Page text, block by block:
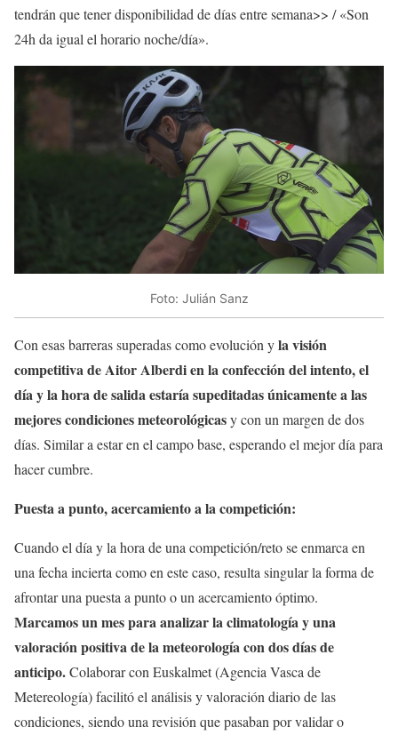
tendrán que tener disponibilidad de días entre semana>> / «Son
24h da igual el horario noche/día».
Foto: Julián Sanz
Con esas barreras superadas como evolución yla visión
competitiva de Aitor Alberdi en la confección del intento, el
día y la hora de salida estaría supeditadas únicamente a las
mejores condiciones meteorológicasy con un margen de dos
días. Similar a estar en el campo base, esperando el mejor día para
hacer cumbre.
Puesta a punto, acercamiento a la competición:
Cuando el día y la hora de una competición/reto se enmarca en
una fecha incierta como en este caso, resulta singular la forma de
afrontar una puesta a punto o un acercamiento óptimo.
Marcamos un mes para analizar la climatología y una
valoración positiva de la meteorología con dos días de
anticipo.Colaborar con Euskalmet (Agencia Vasca de
Metereología) facilitó el análisis y valoración diario de las
condiciones, siendo una revisión que pasaban por validar o